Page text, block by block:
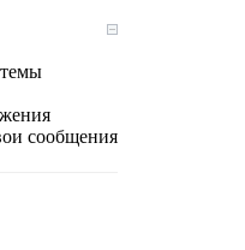
темы
сообщения